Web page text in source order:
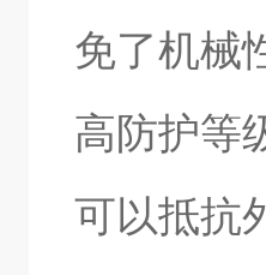
免了机械
高防护等
可以抵抗